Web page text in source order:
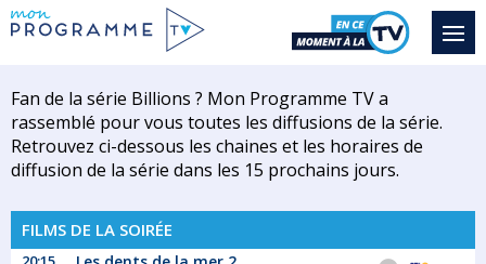
Fan de la série Billions ? Mon Programme TV a
rassemblé pour vous toutes les diffusions de la série.
Retrouvez ci-dessous les chaines et les horaires de
diffusion de la série dans les 15 prochains jours.
FILMS DE LA SOIRÉE